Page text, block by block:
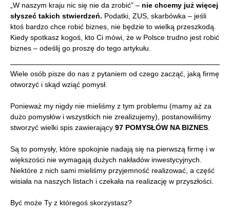
„W naszym kraju nic się nie da zrobić” – nie chcemy już więcej
słyszeć takich stwierdzeń. Podatki, ZUS, skarbówka – jeśli
ktoś bardzo chce robić biznes, nie będzie to wielką przeszkodą.
Kiedy spotkasz kogoś, kto Ci mówi, że w Polsce trudno jest robić
biznes – odeślij go proszę do tego artykułu.
Wiele osób pisze do nas z pytaniem od czego zacząć, jaką firmę
otworzyć i skąd wziąć pomysł.
Ponieważ my nigdy nie mieliśmy z tym problemu (mamy aż za
dużo pomysłów i wszystkich nie zrealizujemy), postanowiliśmy
stworzyć wielki spis zawierający 97 POMYSŁÓW NA BIZNES.
Są to pomysły, które spokojnie nadają się na pierwszą firmę i w
większości nie wymagają dużych nakładów inwestycyjnych.
Niektóre z nich sami mieliśmy przyjemność realizować, a część
wisiała na naszych listach i czekała na realizację w przyszłości.
Być może Ty z któregoś skorzystasz?